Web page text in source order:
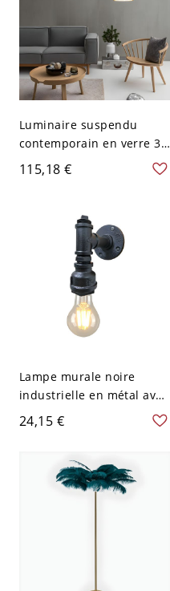
Luminaire suspendu
contemporain en verre 3D
à 1 tête pour restaurant,
6" de large, en chrome
115,18 €
Lampe murale noire
industrielle en métal avec
1 lumière pour idées
d'éclairage monté sur le
24,15 €